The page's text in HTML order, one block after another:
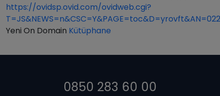
https://ovidsp.ovid.com/ovidweb.cgi?
Yeni On Domain Kütüphane
0850 283 60 00